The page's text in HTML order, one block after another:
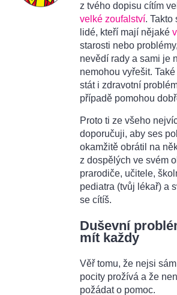
z tvého dopisu cítím
velké zoufalství. Takto
lidé, kteří mají nějaké
starosti nebo
nevědí rady a sami je
nemohou vyřešit.
stát i zdravotní
případě pomohou
Proto ti ze všeho
doporučuji, aby ses
okamžitě obrátil na
z dospělých ve svém
prarodiče, učitele,
pediatra (tvůj lékař) a
se cítíš.
Duševní
mít každy
Věř tomu, že nejsi
pocity prožívá a že
požádat o pomoc.